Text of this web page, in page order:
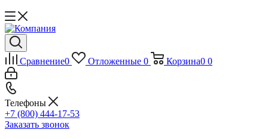
Сравнение0 Отложенные 0 Корзина0 0
Телефоны
+7 (800) 444-17-53
Заказать звонок